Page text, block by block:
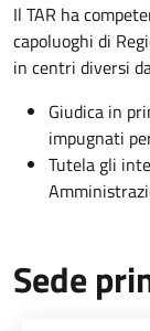
Il TAR ha
capoluoghi di
in centri diversi
Giudica in
impugnati
Tutela gli
Sede